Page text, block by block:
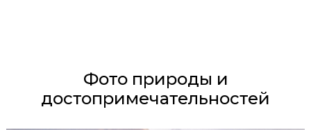
Фото природы и
достопримечательностей